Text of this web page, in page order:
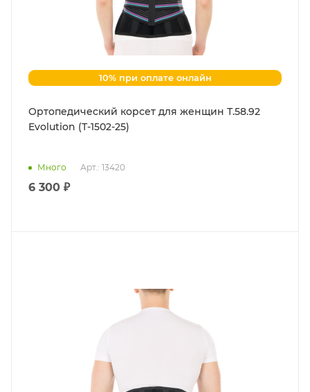
10% при оплате онлайн
Ортопедический корсет для женщин Т.58.92
Evolution (Т-1502-25)
Много Арт.: 13420
6 300 ₽